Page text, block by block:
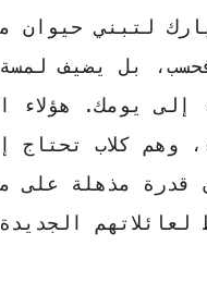
لتبني حيوان
بل يضيف
إلى يومك. هؤلاء
وهم كلاب تحتاج
قدرة مذهلة على
لعائلاتهم